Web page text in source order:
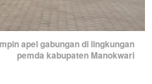
apel gabungan di lingkungan
pemda kabupaten Manokwari